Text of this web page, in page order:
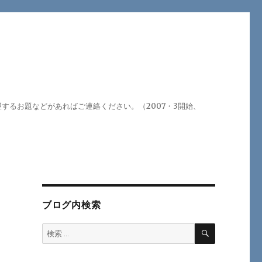
るお題などがあればご連絡ください。（2007・3開始、
ブログ内検索
検
索:
検